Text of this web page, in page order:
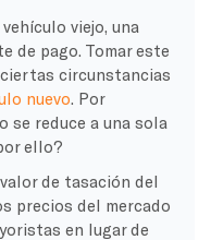
viejo, una
de pago. Tomar este
circunstancias
nuevo. Por
se reduce a una sola
ello?
de tasación del
precios del mercado
en lugar de